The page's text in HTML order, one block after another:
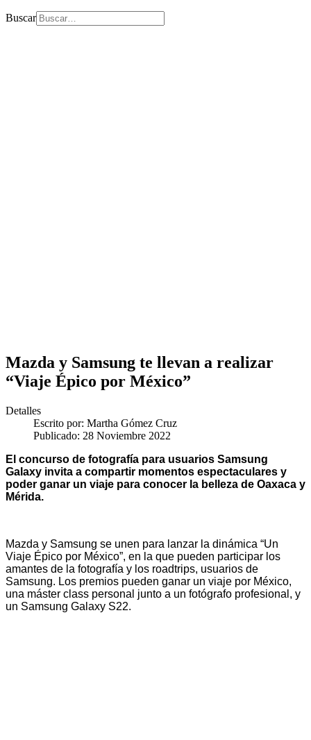
Buscar
Mazda y Samsung te llevan a realizar
“Viaje Épico por México”
Detalles
Escrito por: Martha Gómez Cruz
Publicado: 28 Noviembre 2022
El concurso de fotografía para usuarios Samsung
Galaxy invita a compartir momentos espectaculares y
poder ganar un viaje para conocer la belleza de Oaxaca y
Mérida.
Mazda y Samsung se unen para lanzar la dinámica “Un
Viaje Épico por México”, en la que pueden participar los
amantes de la fotografía y los roadtrips, usuarios de
Samsung. Los premios pueden ganar un viaje por México,
una máster class personal junto a un fotógrafo profesional, y
un Samsung Galaxy S22.